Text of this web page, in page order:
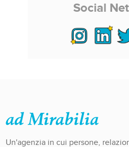
Social
Un'agenzia in cui persone,